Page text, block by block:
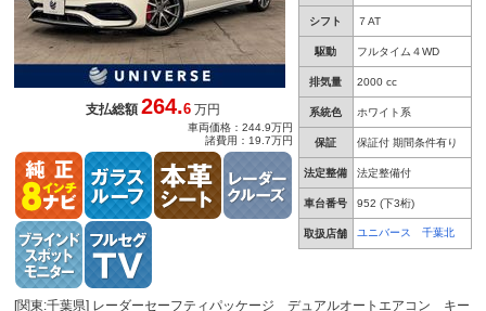
シフト ７AT
駆動 フルタイム４WD
排気量 2000 cc
系統色 ホワイト系
保証 保証付 期間条件有り
法定整備 法定整備付
車台番号 952 (下3桁)
取扱店舗 ユニバース 千葉北
支払総額264.6 万円
車両価格：244.9万円
諸費用：19.7万円
[関東:千葉県] レーダーセーフティパッケージ デュアルオートエアコン キー